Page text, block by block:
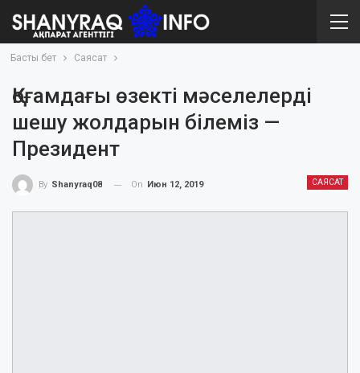
Басты бет Саясат
Қоғамдағы өзекті мәселелерді
шешу жолдарын білеміз —
Президент
САЯСАТ
By Shanyraq08 On Июн 12, 2019